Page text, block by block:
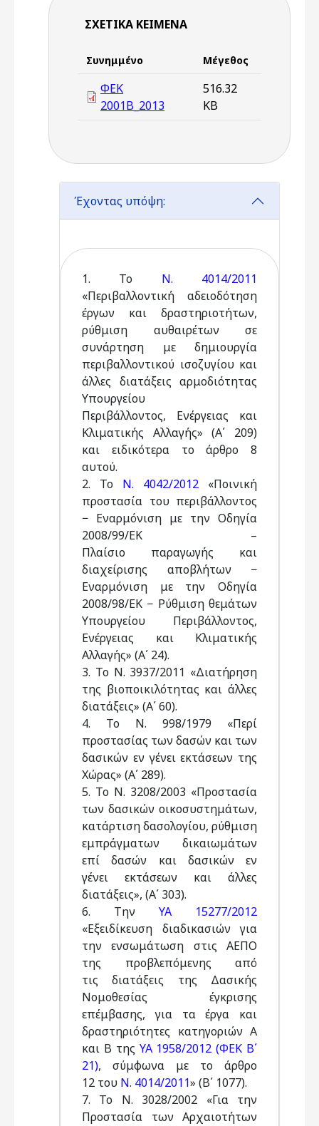
ΣΧΕΤΙΚΆ ΚΕΊΜΕΝΑ
Συνημμένο Μέγεθος
ΦΕΚ
2001Β_2013
516.32
KB
Έχοντας υπόψη:
1. Το Ν. 4014/2011
«Περιβαλλοντική αδειοδότηση
έργων και δραστηριοτήτων,
ρύθμιση αυθαιρέτων σε
συνάρτηση με δημιουργία
περιβαλλοντικού ισοζυγίου και
άλλες διατάξεις αρμοδιότητας
Υπουργείου
Περιβάλλοντος, Ενέργειας και
Κλιματικής Αλλαγής» (Α΄ 209)
και ειδικότερα το άρθρο 8
αυτού.
2. Το Ν. 4042/2012 «Ποινική
προστασία του περιβάλλοντος
− Εναρμόνιση με την Οδηγία
2008/99/ΕΚ –
Πλαίσιο παραγωγής και
διαχείρισης αποβλήτων −
Εναρμόνιση με την Οδηγία
2008/98/ΕΚ − Ρύθμιση θεμάτων
Υπουργείου Περιβάλλοντος,
Ενέργειας και Κλιματικής
Αλλαγής» (Α΄ 24).
3. Το Ν. 3937/2011 «Διατήρηση
της βιοποικιλότητας και άλλες
διατάξεις» (Α΄ 60).
4. Το Ν. 998/1979 «Περί
προστασίας των δασών και των
δασικών εν γένει εκτάσεων της
Χώρας» (Α΄ 289).
5. Το Ν. 3208/2003 «Προστασία
των δασικών οικοσυστημάτων,
κατάρτιση δασολογίου, ρύθμιση
εμπράγματων δικαιωμάτων
επί δασών και δασικών εν
γένει εκτάσεων και άλλες
διατάξεις», (Α΄ 303).
6. Την ΥΑ 15277/2012
«Εξειδίκευση διαδικασιών για
την ενσωμάτωση στις ΑΕΠΟ
της προβλεπόμενης από
τις διατάξεις της Δασικής
Νομοθεσίας έγκρισης
επέμβασης, για τα έργα και
δραστηριότητες κατηγοριών Α
και Β της ΥΑ 1958/2012 (ΦΕΚ Β΄
21), σύμφωνα με το άρθρο
12 του Ν. 4014/2011» (Β΄ 1077).
7. Το Ν. 3028/2002 «Για την
Προστασία των Αρχαιοτήτων